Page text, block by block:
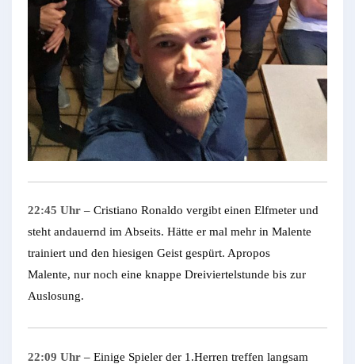
22:45 Uhr – Cristiano Ronaldo vergibt einen Elfmeter und
steht andauernd im Abseits. Hätte er mal mehr in Malente
trainiert und den hiesigen Geist gespürt. Apropos
Malente, nur noch eine knappe Dreiviertelstunde bis zur
Auslosung.
22:09 Uhr – Einige Spieler der 1.Herren treffen langsam